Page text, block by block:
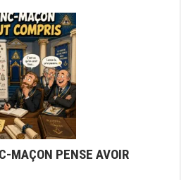
MAÇON PENSE AVOIR